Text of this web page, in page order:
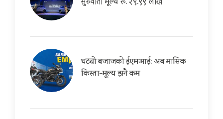
सुरुवाती मूल्य रू. २९.९९ लाख
घट्यो बजाजको ईएमआई: अब मासिक
किस्ता-मूल्य झनै कम